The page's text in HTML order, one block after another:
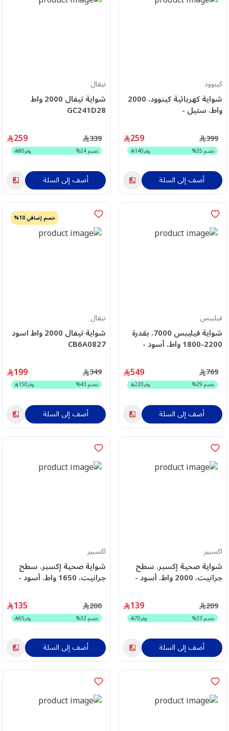
كينوود
شواية كهربائية كينوود، 2000
واط، ستيل -
259 399
خصم 35
% وفر140
أضف إلى السلة
تيفال
شواية تيفال 2000 واط
GC241D28
259 339
خصم24
% وفر80
أضف إلى السلة
فيليبس
شواية فيليبس 7000، بقدرة
2200-1800 واط، أسود -
549 769
خصم 29
% وفر220
أضف إلى السلة
خصم إضافي 10%
تيفال
شواية تيفال 2000 واط اسود
CB6A0827
199 349
خصم43
% وفر150
أضف إلى السلة
اكسبير
شواية صحية إكسبر، سطح
جرانيت، 2000 واط، أسود -
139 209
خصم 33
% وفر70
أضف إلى السلة
اكسبير
شواية صحية إكسبر، سطح
جرانيت، 1650 واط، أسود -
135 200
خصم32
% وفر65
أضف إلى السلة